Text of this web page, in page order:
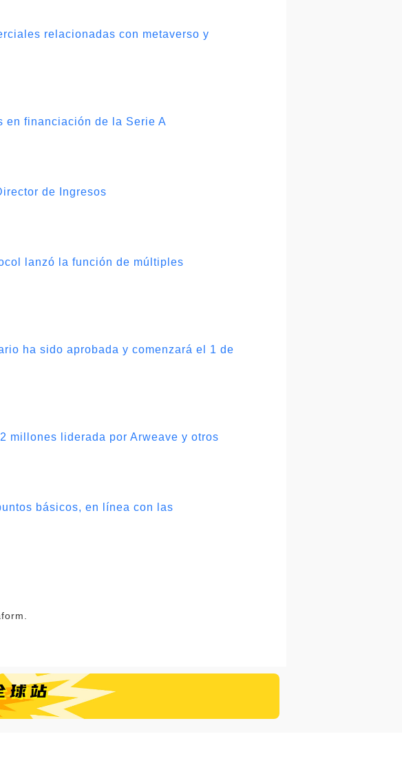
relacionadas con metaverso y
en financiación de la Serie A
de Ingresos
lanzó la función de múltiples
ha sido aprobada y comenzará el 1 de
millones liderada por Arweave y otros
básicos, en línea con las